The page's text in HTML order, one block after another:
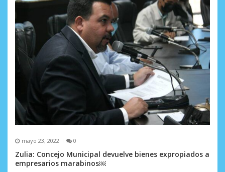
t
r
a
d
s
mayo 23, 2022 0
Zulia: Concejo Municipal devuelve bienes expropiados a
empresarios marabinos￼